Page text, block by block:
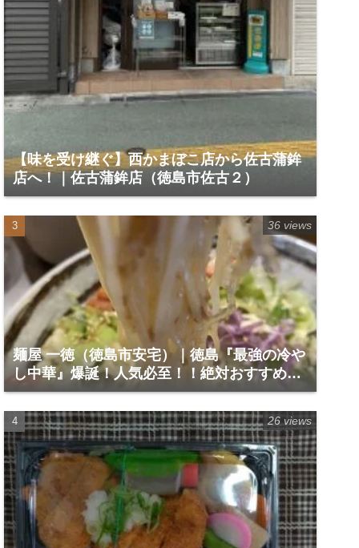
【味を受け継ぐ】西かまぼこ店から佐古蒲鉾
店へ！｜佐古蒲鉾店（徳島市佐古２）
麺屋 一徳（徳島市安宅）｜徳島『最強の冷や
し中華』爆誕！人気必至！！絶対おすすめで
す。
36 views
26 views